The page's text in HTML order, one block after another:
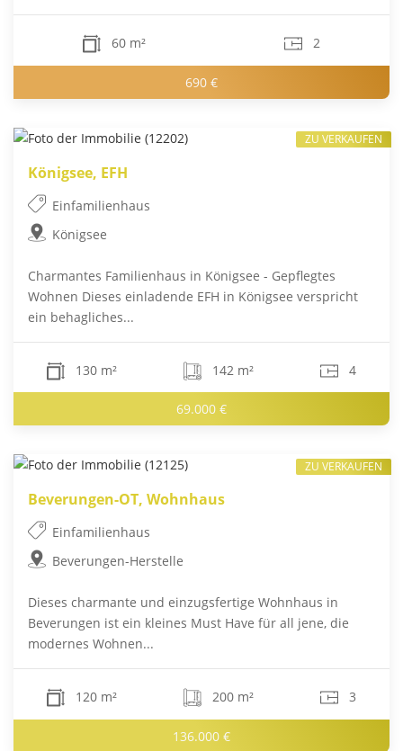
60 m² 2
690 €
Königsee, EFH
Einfamilienhaus
Königsee
Charmantes Familienhaus in Königsee - Gepflegtes
Wohnen Dieses einladende EFH in Königsee verspricht
ein behagliches...
130 m² 142 m² 4
69.000 €
ZU VERKAUFEN
Beverungen-OT, Wohnhaus
Einfamilienhaus
Beverungen-Herstelle
Dieses charmante und einzugsfertige Wohnhaus in
Beverungen ist ein kleines Must Have für all jene, die
modernes Wohnen...
120 m² 200 m² 3
136.000 €
ZU VERKAUFEN